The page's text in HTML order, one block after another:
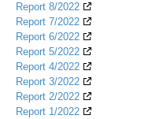
Report 8/2022
Report 7/2022
Report 6/2022
Report 5/2022
Report 4/2022
Report 3/2022
Report 2/2022
Report 1/2022